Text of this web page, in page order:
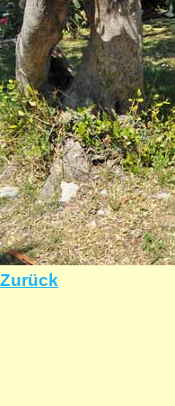
Zurück